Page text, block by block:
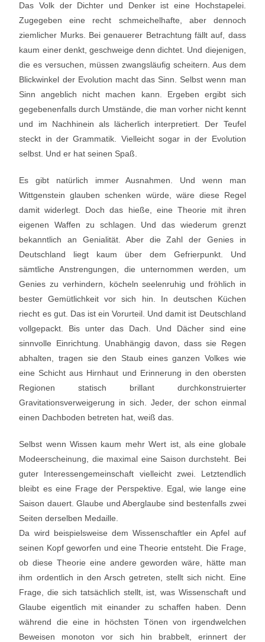
Das Volk der Dichter und Denker ist eine Hochstapelei.
Zugegeben eine recht schmeichelhafte, aber dennoch
ziemlicher Murks. Bei genauerer Betrachtung fällt auf, dass
kaum einer denkt, geschweige denn dichtet. Und diejenigen,
die es versuchen, müssen zwangsläufig scheitern. Aus dem
Blickwinkel der Evolution macht das Sinn. Selbst wenn man
Sinn angeblich nicht machen kann. Ergeben ergibt sich
gegebenenfalls durch Umstände, die man vorher nicht kennt
und im Nachhinein als lächerlich interpretiert. Der Teufel
steckt in der Grammatik. Vielleicht sogar in der Evolution
selbst. Und er hat seinen Spaß.
Es gibt natürlich immer Ausnahmen. Und wenn man
Wittgenstein glauben schenken würde, wäre diese Regel
damit widerlegt. Doch das hieße, eine Theorie mit ihren
eigenen Waffen zu schlagen. Und das wiederum grenzt
bekanntlich an Genialität. Aber die Zahl der Genies in
Deutschland liegt kaum über dem Gefrierpunkt. Und
sämtliche Anstrengungen, die unternommen werden, um
Genies zu verhindern, köcheln seelenruhig und fröhlich in
bester Gemütlichkeit vor sich hin. In deutschen Küchen
riecht es gut. Das ist ein Vorurteil. Und damit ist Deutschland
vollgepackt. Bis unter das Dach. Und Dächer sind eine
sinnvolle Einrichtung. Unabhängig davon, dass sie Regen
abhalten, tragen sie den Staub eines ganzen Volkes wie
eine Schicht aus Hirnhaut und Erinnerung in den obersten
Regionen statisch brillant durchkonstruierter
Gravitationsverweigerung in sich. Jeder, der schon einmal
einen Dachboden betreten hat, weiß das.
Selbst wenn Wissen kaum mehr Wert ist, als eine globale
Modeerscheinung, die maximal eine Saison durchsteht. Bei
guter Interessengemeinschaft vielleicht zwei. Letztendlich
bleibt es eine Frage der Perspektive. Egal, wie lange eine
Saison dauert. Glaube und Aberglaube sind bestenfalls zwei
Seiten derselben Medaille.
Da wird beispielsweise dem Wissenschaftler ein Apfel auf
seinen Kopf geworfen und eine Theorie entsteht. Die Frage,
ob diese Theorie eine andere geworden wäre, hätte man
ihm ordentlich in den Arsch getreten, stellt sich nicht. Eine
Frage, die sich tatsächlich stellt, ist, was Wissenschaft und
Glaube eigentlich mit einander zu schaffen haben. Denn
während die eine in höchsten Tönen von irgendwelchen
Beweisen monoton vor sich hin brabbelt, erinnert der